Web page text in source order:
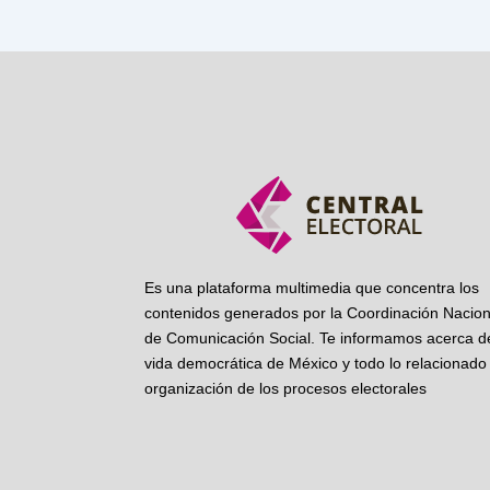
Es una plataforma multimedia que concentra los
contenidos generados por la Coordinación
de Comunicación Social. Te informamos acerca
vida democrática de México y todo lo relacionado
organización de los procesos electorales